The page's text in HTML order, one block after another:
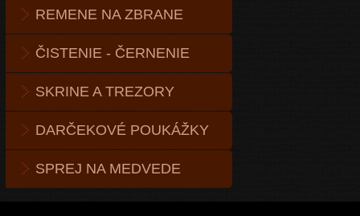
REMENE NA ZBRANE
ČISTENIE - ČERNENIE
SKRINE A TREZORY
DARČEKOVÉ POUKÁŽKY
SPREJ NA MEDVEDE